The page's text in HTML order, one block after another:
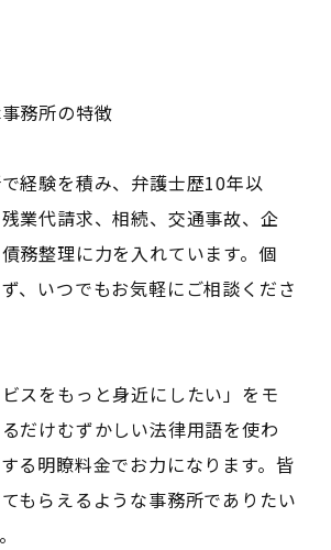
務所の特徴
経験を積み、弁護士歴10年以
業代請求、相続、交通事故、企
務整理に力を入れています。個
、いつでもお気軽にご相談くださ
ビスをもっと身近にしたい」をモ
だけむずかしい法律用語を使わ
る明瞭料金でお力になります。皆
もらえるような事務所でありたい